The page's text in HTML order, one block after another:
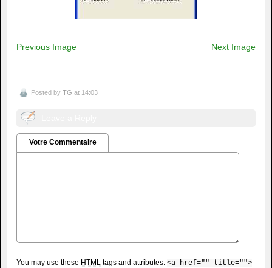
Previous Image Next Image
Posted by TG at 14:03
Votre Commentaire
You may use these HTML tags and attributes: <a href="" title="">